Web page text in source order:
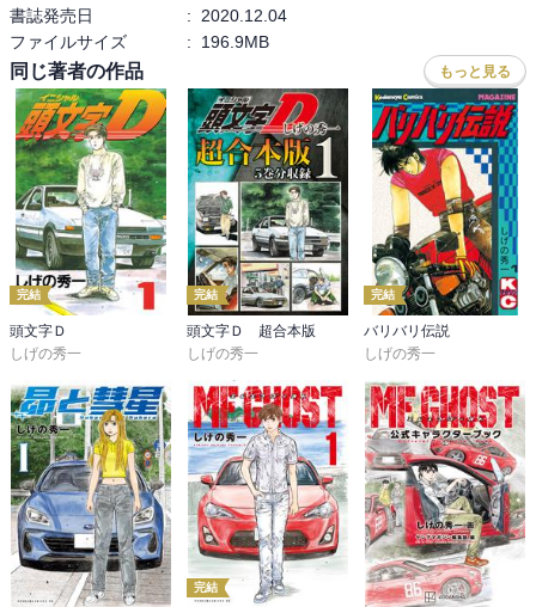
書誌発売日
:
2020.12.04
ファイルサイズ
: 196.9MB
同じ著者の作品 もっと見る
完結
頭文字Ｄ
しげの秀一
完結
頭文字Ｄ 超合本版
しげの秀一
完結
バリバリ伝説
しげの秀一
完結